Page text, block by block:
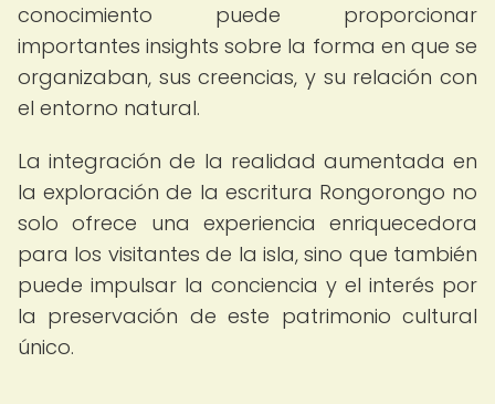
conocimiento puede proporcionar
importantes insights sobre la forma en que se
organizaban, sus creencias, y su relación con
el entorno natural.
La integración de la realidad aumentada en
la exploración de la escritura Rongorongo no
solo ofrece una experiencia enriquecedora
para los visitantes de la isla, sino que también
puede impulsar la conciencia y el interés por
la preservación de este patrimonio cultural
único.